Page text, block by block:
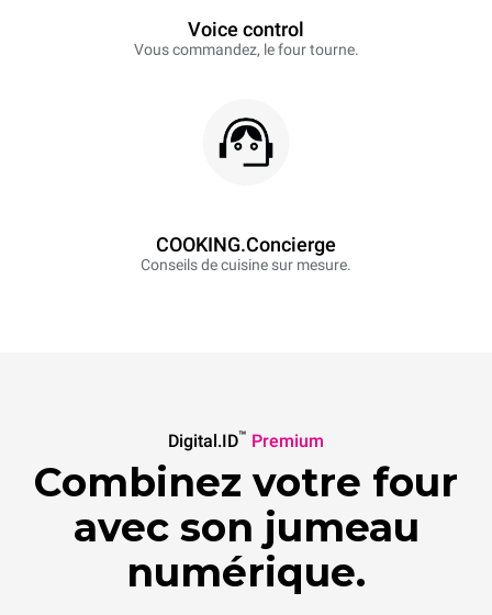
Voice control
Vous commandez, le four tourne.
COOKING.Concierge
Conseils de cuisine sur mesure.
Digital.ID™ Premium
Combinez votre four
avec son jumeau
numérique.